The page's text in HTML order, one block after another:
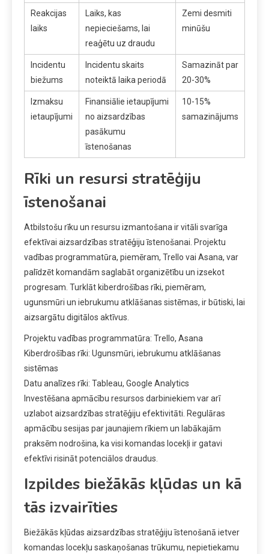
Reakcijas
laiks
Laiks, kas
nepieciešams, lai
reaģētu uz draudu
Zemi desmiti
minūšu
Incidentu
biežums
Incidentu skaits
noteiktā laika periodā
Samazināt par
20-30%
Izmaksu
ietaupījumi
Finansiālie ietaupījumi
no aizsardzības
pasākumu
īstenošanas
10-15%
samazinājums
Rīki un resursi stratēģiju
īstenošanai
Atbilstošu rīku un resursu izmantošana ir vitāli svarīga
efektīvai aizsardzības stratēģiju īstenošanai. Projektu
vadības programmatūra, piemēram, Trello vai Asana, var
palīdzēt komandām saglabāt organizētību un izsekot
progresam. Turklāt kiberdrošības rīki, piemēram,
ugunsmūri un iebrukumu atklāšanas sistēmas, ir būtiski, lai
aizsargātu digitālos aktīvus.
Projektu vadības programmatūra: Trello, Asana
Kiberdrošības rīki: Ugunsmūri, iebrukumu atklāšanas
sistēmas
Datu analīzes rīki: Tableau, Google Analytics
Investēšana apmācību resursos darbiniekiem var arī
uzlabot aizsardzības stratēģiju efektivitāti. Regulāras
apmācību sesijas par jaunajiem rīkiem un labākajām
praksēm nodrošina, ka visi komandas locekļi ir gatavi
efektīvi risināt potenciālos draudus.
Izpildes biežākās kļūdas un kā
tās izvairīties
Biežākās kļūdas aizsardzības stratēģiju īstenošanā ietver
komandas locekļu saskaņošanas trūkumu, nepietiekamu